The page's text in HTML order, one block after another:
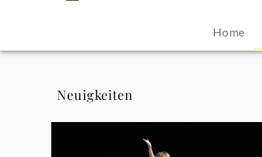
Neuigkeiten
Deutsche
Home
Neuigkeiten